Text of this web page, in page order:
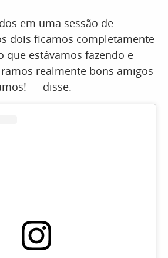
em uma sessão de
dois ficamos completamente
que estávamos fazendo e
realmente bons amigos
— disse.